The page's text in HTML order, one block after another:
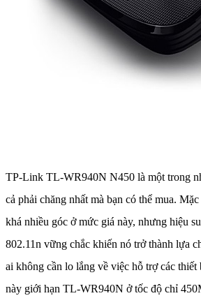
TP-Link TL-WR940N N450 là một trong
cả phải chăng nhất mà bạn có thể mua.
khá nhiều góc ở mức giá này, nhưng hiệu
802.11n vững chắc khiến nó trở thành lựa
ai không cần lo lắng về việc hỗ trợ các
này giới hạn TL-WR940N ở tốc độ chỉ